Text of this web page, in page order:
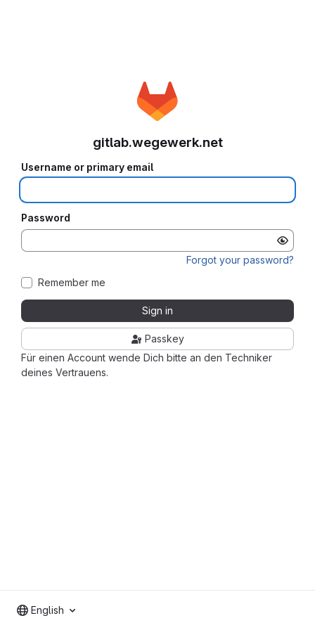
Für einen Account wende Dich bitte an den Techniker
deines Vertrauens.
gitlab.wegewerk.net
Username or primary email
Password
Forgot your password?
Remember me
Sign in
Passkey
English